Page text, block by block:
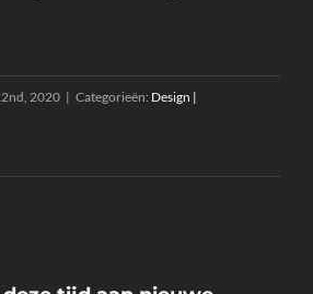
2020 | Categorieën: Design |